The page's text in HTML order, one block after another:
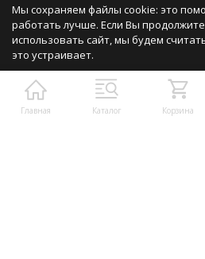
Главная Каталог Корзина
Мы на маркетплейсах
Каталог товаров
Мы сохраняем файлы cookie: это
работать лучше. Если Вы продолжите
использовать сайт, мы будем
это устраивает.